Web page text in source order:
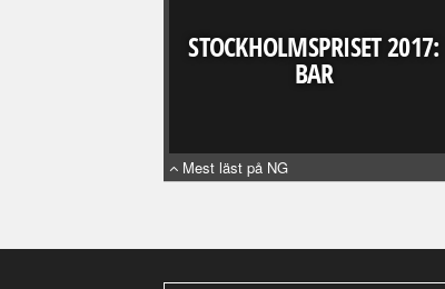
STOCKHOLMSPRISET 2017:
BAR
Mest läst på NG